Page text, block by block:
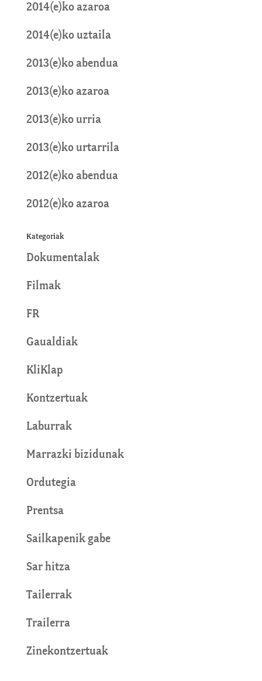
2014(e)ko azaroa
2014(e)ko uztaila
2013(e)ko abendua
2013(e)ko azaroa
2013(e)ko urria
2013(e)ko urtarrila
2012(e)ko abendua
2012(e)ko azaroa
Kategoriak
Dokumentalak
Filmak
FR
Gaualdiak
KliKlap
Kontzertuak
Laburrak
Marrazki bizidunak
Ordutegia
Prentsa
Sailkapenik gabe
Sar hitza
Tailerrak
Trailerra
Zinekontzertuak